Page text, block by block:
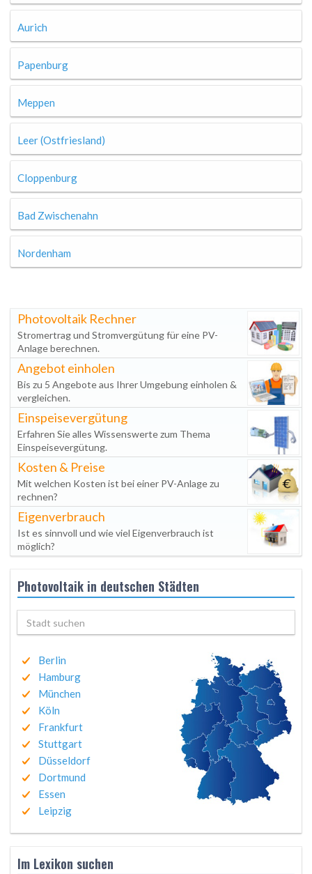
Aurich
Papenburg
Meppen
Leer (Ostfriesland)
Cloppenburg
Bad Zwischenahn
Nordenham
Photovoltaik Rechner
Stromertrag und Stromvergütung für eine PV-
Anlage berechnen.
Angebot einholen
Bis zu 5 Angebote aus Ihrer Umgebung einholen &
vergleichen.
Einspeisevergütung
Erfahren Sie alles Wissenswerte zum Thema
Einspeisevergütung.
Kosten & Preise
Mit welchen Kosten ist bei einer PV-Anlage zu
rechnen?
Eigenverbrauch
Ist es sinnvoll und wie viel Eigenverbrauch ist
möglich?
Photovoltaik in deutschen Städten
Berlin
Hamburg
München
Köln
Frankfurt
Stuttgart
Düsseldorf
Dortmund
Essen
Leipzig
Im Lexikon suchen